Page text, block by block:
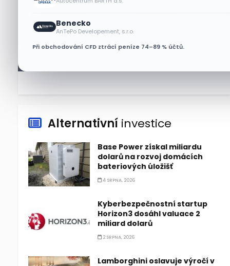
Benecko
AnTePo Developement, s.r.o.
Při obchodování CFD ztrácí peníze 74–89 % účtů.
Lisa Su zlehčuje Muskův
závazek vůči Nvidii. Akcie AMD
po výsledcích klesají
Alternativní investice
Base Power získal miliardu
dolarů na rozvoj domácích
bateriových úložišť
4 SRPNA, 2026
Kyberbezpečnostní startup
Horizon3 dosáhl valuace 2
miliard dolarů
2 SRPNA, 2026
Lamborghini oslavuje výročí v